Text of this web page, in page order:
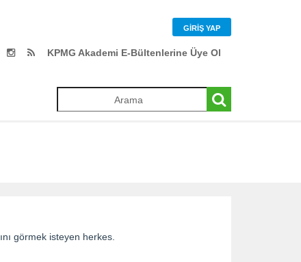
GIRIŞ YAP
KPMG Akademi E-Bültenlerine Üye Ol
görmek isteyen herkes.